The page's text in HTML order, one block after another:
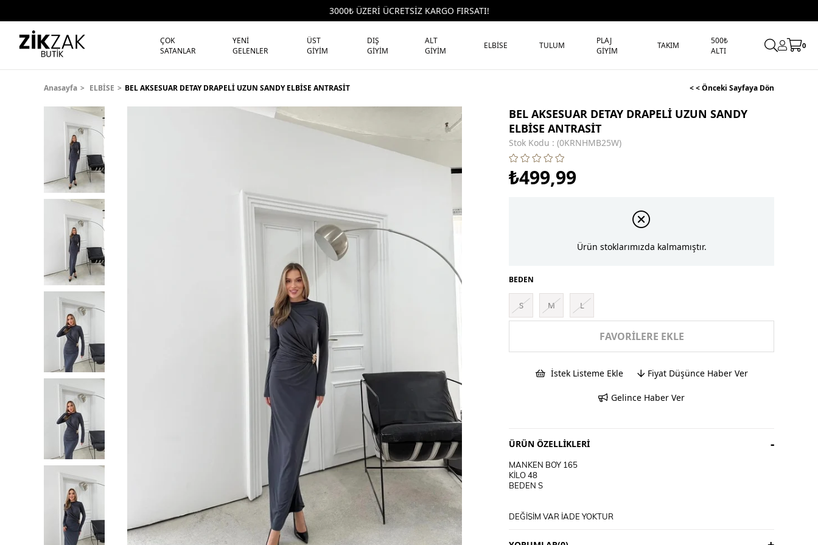
3000₺ ÜZERİ ÜCRETSİZ KARGO FIRSATI!
ÇOK
SATANLAR
YENİ
GELENLER
ÜST
GİYİM
DIŞ
GİYİM
ALT
GİYİM
ELBİSE TULUM
PLAJ
GİYİM
TAKIM
500₺
ALTI
0
Anasayfa ELBİSE BEL AKSESUAR DETAY DRAPELİ UZUN SANDY ELBİSE ANTRASİT < < Önceki Sayfaya Dön
BEL AKSESUAR DETAY DRAPELİ UZUN SANDY
ELBİSE ANTRASİT
Stok Kodu (0KRNHMB25W)
₺499,99
Ürün stoklarımızda kalmamıştır.
BEDEN
S M L
FAVORILERE EKLE
İstek Listeme Ekle Fiyat Düşünce Haber Ver
Gelince Haber Ver
ÜRÜN ÖZELLIKLERI
MANKEN BOY 165
KİLO 48
BEDEN S
DEĞİŞİM VAR İADE YOKTUR